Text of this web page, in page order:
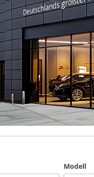
Modell